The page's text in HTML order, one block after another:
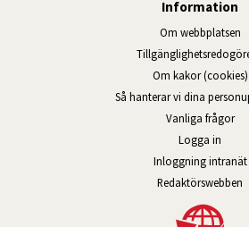
Information
Om webbplatsen
Om kakor (cookies)
Så hanterar vi dina
Vanliga frågor
Logga in
Inloggning intranät
Redaktörswebben